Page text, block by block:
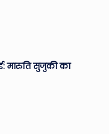
मारुति सुजुकी का